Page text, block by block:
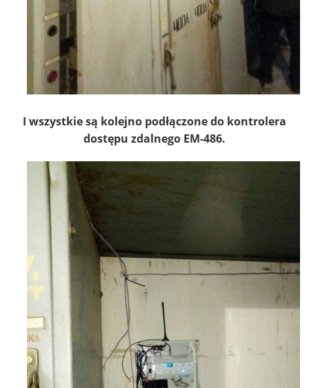
I wszystkie są kolejno podłączone do kontrolera
dostępu zdalnego EM-486.